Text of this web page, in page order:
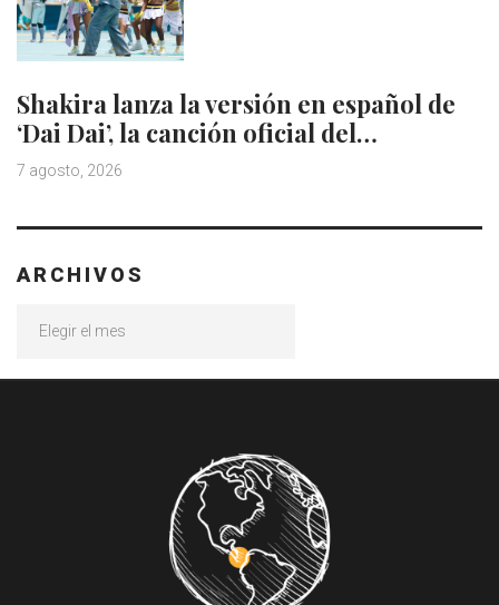
Shakira lanza la versión en español de
‘Dai Dai’, la canción oficial del…
7 agosto, 2026
ARCHIVOS